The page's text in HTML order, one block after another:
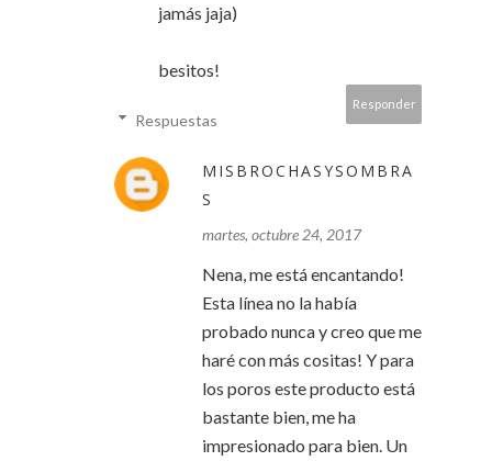
jamás jaja)
besitos!
Responder
Respuestas
MISBROCHASYSOMBRA
S
martes, octubre 24, 2017
Nena, me está encantando!
Esta línea no la había
probado nunca y creo que me
haré con más cositas! Y para
los poros este producto está
bastante bien, me ha
impresionado para bien. Un